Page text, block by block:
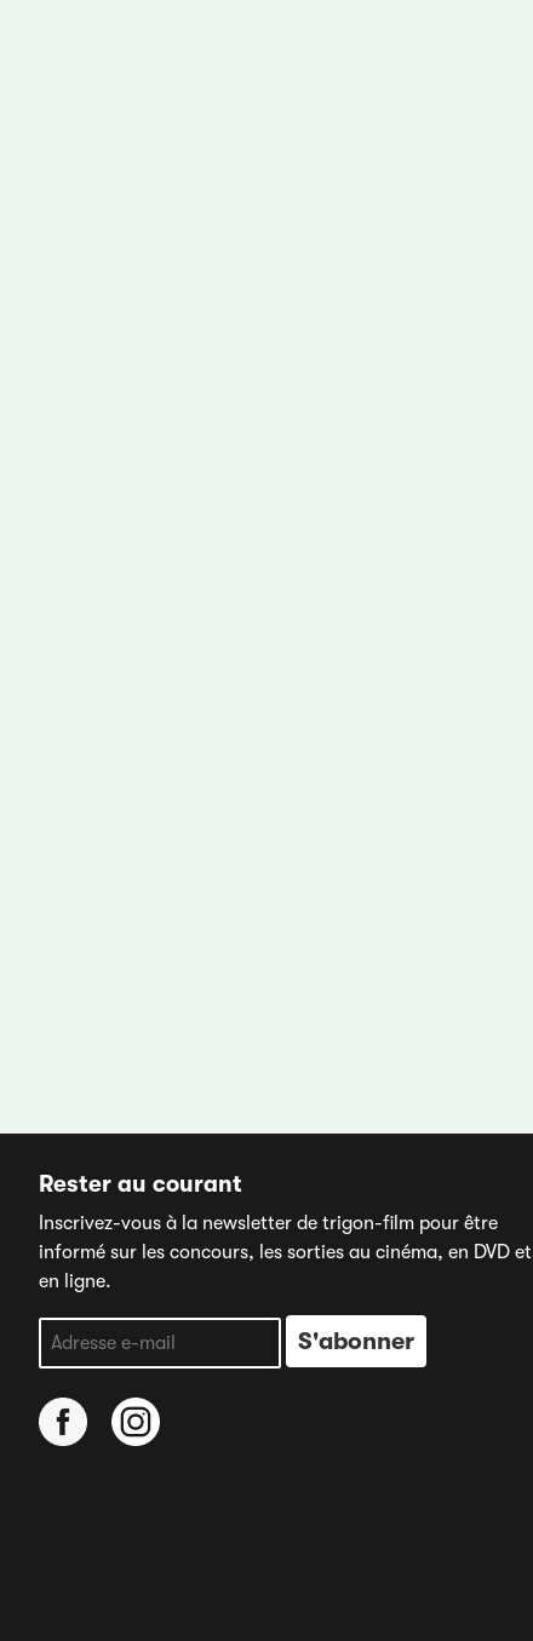
Rester au courant
Inscrivez-vous à la newsletter de trigon-film pour être
informé sur les concours, les sorties au cinéma, en DVD et
en ligne.